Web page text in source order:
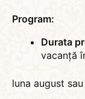
Program:
Durata
vacanță
luna august